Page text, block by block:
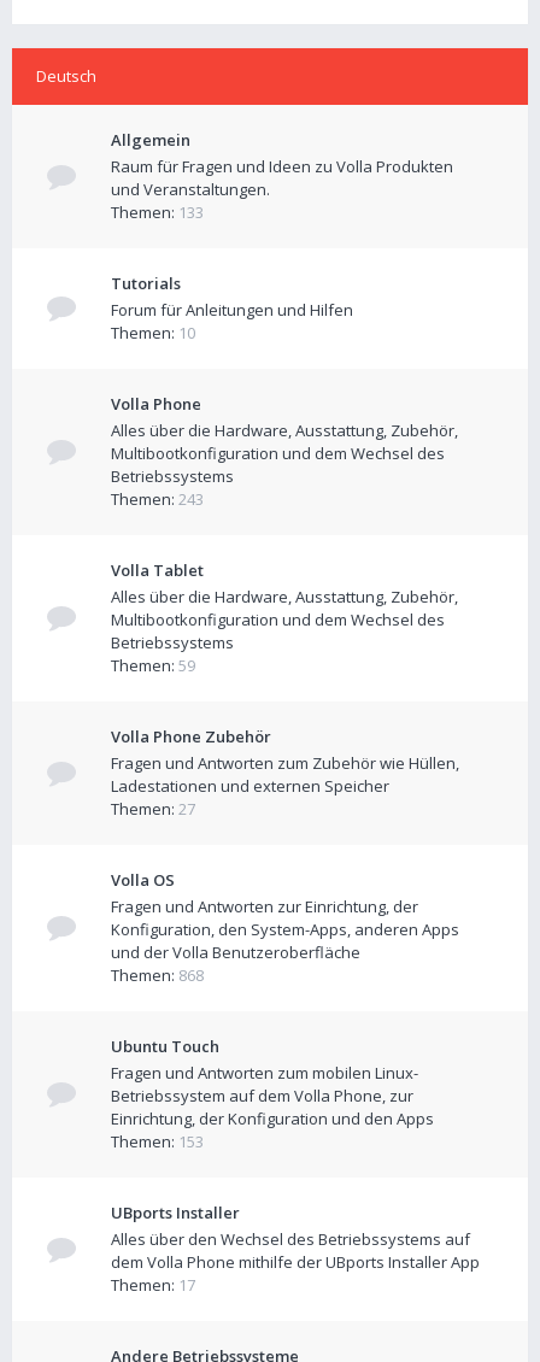
Deutsch
Allgemein
Raum für Fragen und Ideen zu Volla Produkten
und Veranstaltungen.
Themen: 133
Tutorials
Forum für Anleitungen und Hilfen
Themen: 10
Volla Phone
Alles über die Hardware, Ausstattung, Zubehör,
Multibootkonfiguration und dem Wechsel des
Betriebssystems
Themen: 243
Volla Tablet
Alles über die Hardware, Ausstattung, Zubehör,
Multibootkonfiguration und dem Wechsel des
Betriebssystems
Themen: 59
Volla Phone Zubehör
Fragen und Antworten zum Zubehör wie Hüllen,
Ladestationen und externen Speicher
Themen: 27
Volla OS
Fragen und Antworten zur Einrichtung, der
Konfiguration, den System-Apps, anderen Apps
und der Volla Benutzeroberfläche
Themen: 868
Ubuntu Touch
Fragen und Antworten zum mobilen Linux-
Betriebssystem auf dem Volla Phone, zur
Einrichtung, der Konfiguration und den Apps
Themen: 153
UBports Installer
Alles über den Wechsel des Betriebssystems auf
dem Volla Phone mithilfe der UBports Installer App
Themen: 17
Andere Betriebssysteme